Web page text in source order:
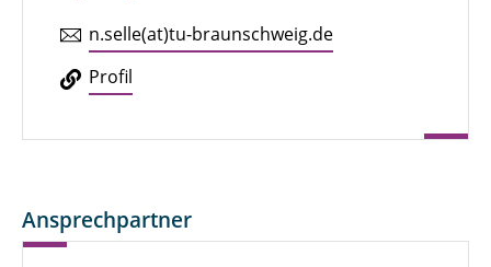
n.​selle(at)tu-braun­schweig.de
Profil
Ansprechpartner